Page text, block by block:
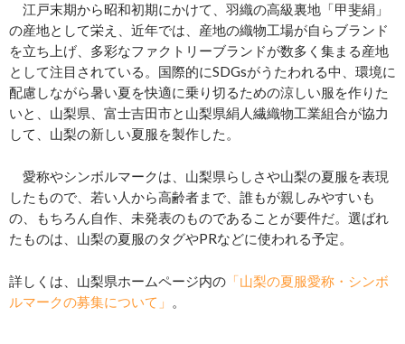
江戸末期から昭和初期にかけて、羽織の高級裏地「甲斐絹」
の産地として栄え、近年では、産地の織物工場が自らブランド
を立ち上げ、多彩なファクトリーブランドが数多く集まる産地
として注目されている。国際的にSDGsがうたわれる中、環境に
配慮しながら暑い夏を快適に乗り切るための涼しい服を作りた
いと、山梨県、富士吉田市と山梨県絹人繊織物工業組合が協力
して、山梨の新しい夏服を製作した。
愛称やシンボルマークは、山梨県らしさや山梨の夏服を表現
したもので、若い人から高齢者まで、誰もが親しみやすいも
の、もちろん自作、未発表のものであることが要件だ。選ばれ
たものは、山梨の夏服のタグやPRなどに使われる予定。
詳しくは、山梨県ホームページ内の 「山梨の夏服愛称・シンボ
ルマークの募集について」
。